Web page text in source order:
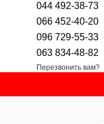
044 492-38-73
066 452-40-20
096 729-55-33
063 834-48-82
Перезвонить вам?